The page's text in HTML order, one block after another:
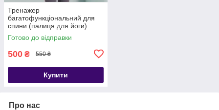
Тренажер
багатофункціональний для
спини (палиця для йоги)
Готово до відправки
500 ₴ 550 ₴
Купити
Про нас